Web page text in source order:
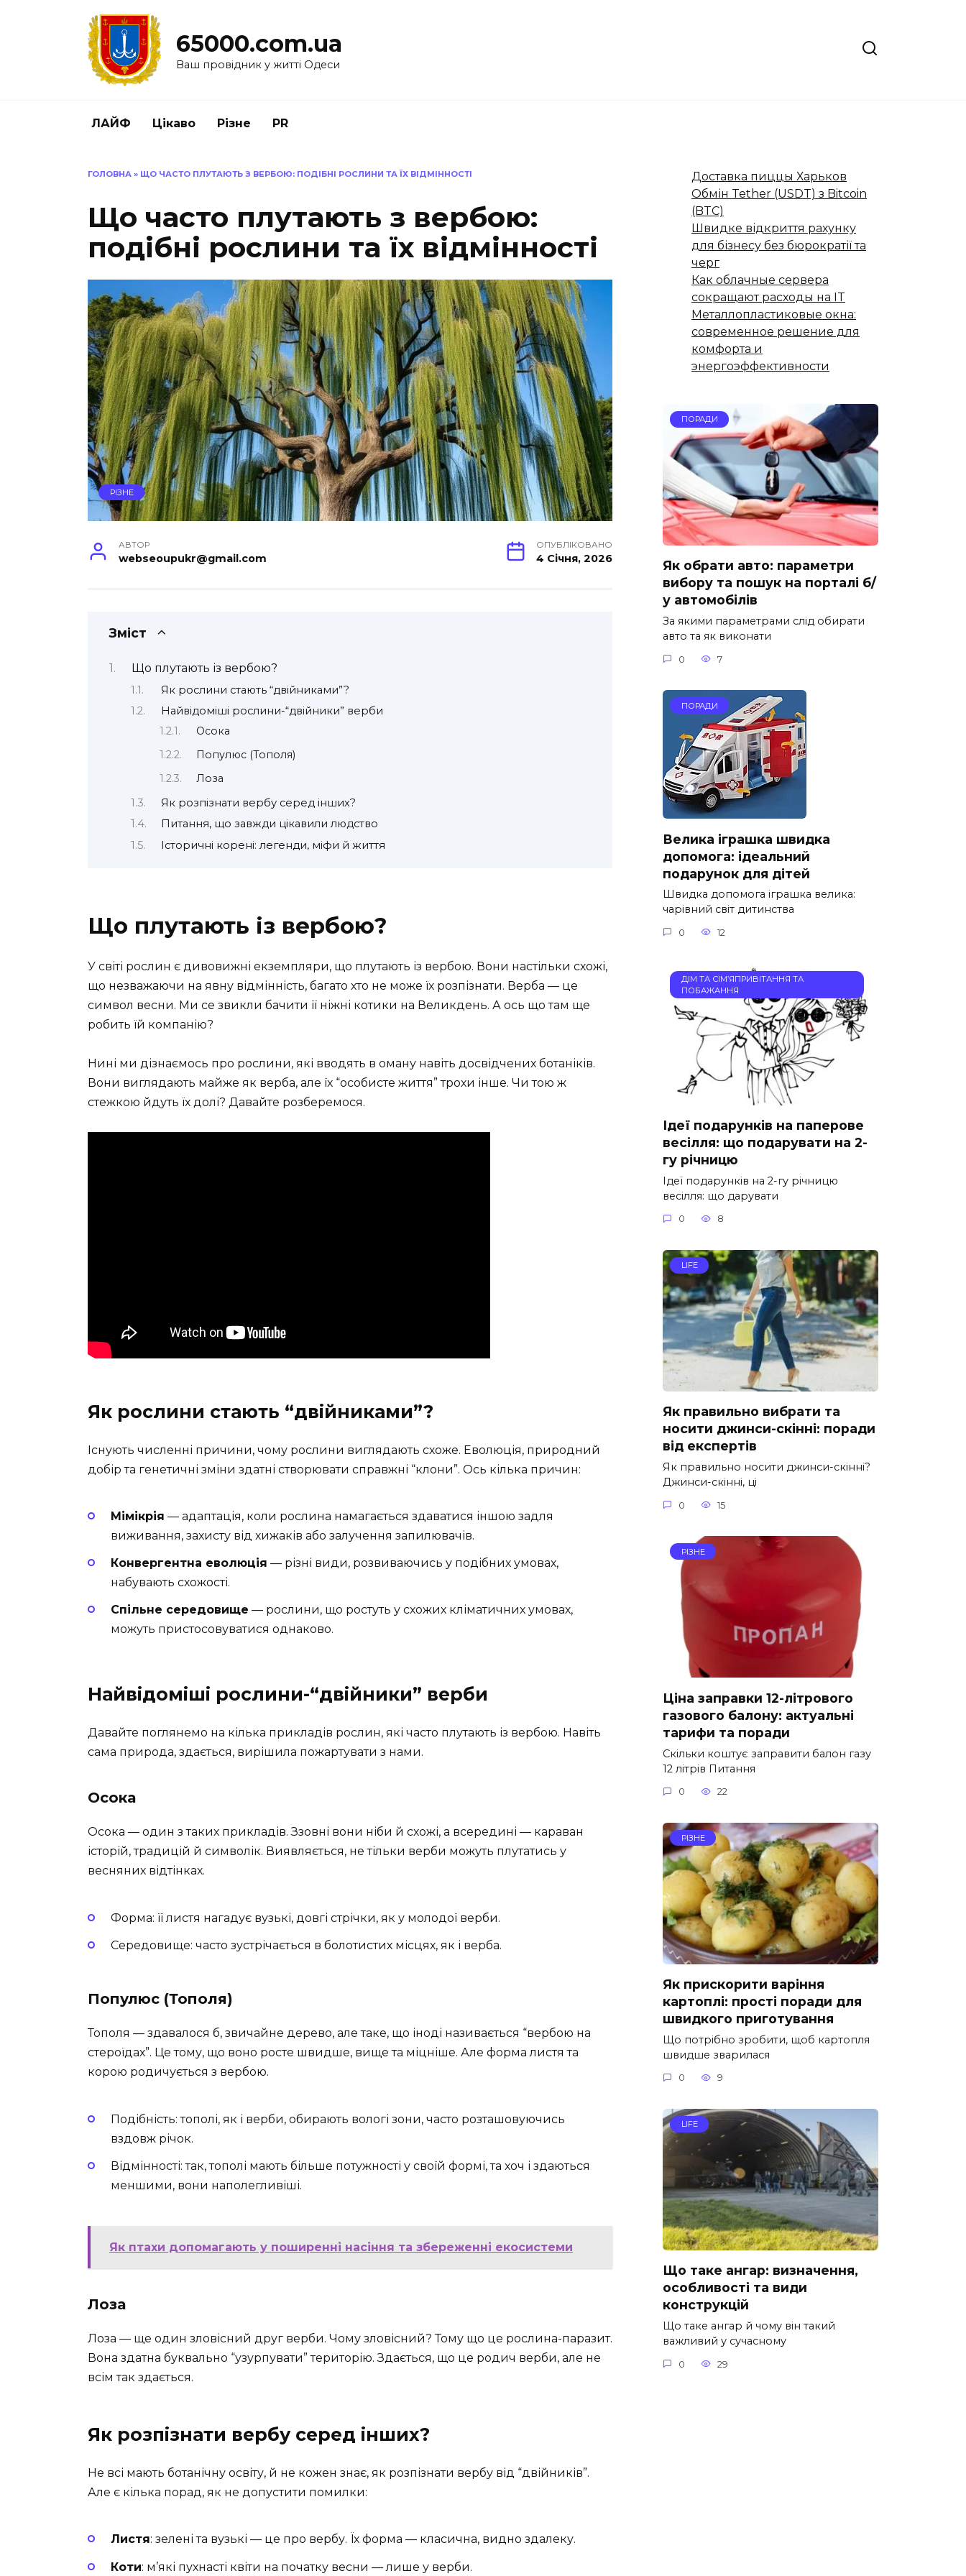
65000.com.ua
Ваш провідник у житті Одеси
ЛАЙФ Цікаво Різне PR
ГОЛОВНА » ЩО ЧАСТО ПЛУТАЮТЬ З ВЕРБОЮ: ПОДІБНІ РОСЛИНИ ТА ЇХ ВІДМІННОСТІ
Що часто плутають з вербою:
подібні рослини та їх відмінності
РІЗНЕ
АВТОР
webseoupukr@gmail.com
ОПУБЛІКОВАНО
4 Січня, 2026
Зміст
Що плутають із вербою?
Як рослини стають “двійниками”?
Найвідоміші рослини-“двійники” верби
Осока
Популюс (Тополя)
Лоза
Як розпізнати вербу серед інших?
Питання, що завжди цікавили людство
Історичні корені: легенди, міфи й життя
Що плутають із вербою?
У світі рослин є дивовижні екземпляри, що плутають із вербою. Вони настільки схожі,
що незважаючи на явну відмінність, багато хто не може їх розпізнати. Верба — це
символ весни. Ми се звикли бачити її ніжні котики на Великдень. А ось що там ще
робить їй компанію?
Нині ми дізнаємось про рослини, які вводять в оману навіть досвідчених ботаніків.
Вони виглядають майже як верба, але їх “особисте життя” трохи інше. Чи тою ж
стежкою йдуть їх долі? Давайте розберемося.
Як рослини стають “двійниками”?
Існують численні причини, чому рослини виглядають схоже. Еволюція, природний
добір та генетичні зміни здатні створювати справжні “клони”. Ось кілька причин:
Мімікрія — адаптація, коли рослина намагається здаватися іншою задля
виживання, захисту від хижаків або залучення запилювачів.
Конвергентна еволюція — різні види, розвиваючись у подібних умовах,
набувають схожості.
Спільне середовище — рослини, що ростуть у схожих кліматичних умовах,
можуть пристосовуватися однаково.
Найвідоміші рослини-“двійники” верби
Давайте поглянемо на кілька прикладів рослин, які часто плутають із вербою. Навіть
сама природа, здається, вирішила пожартувати з нами.
Осока
Осока — один з таких прикладів. Ззовні вони ніби й схожі, а всередині — караван
історій, традицій й символік. Виявляється, не тільки верби можуть плутатись у
весняних відтінках.
Форма: її листя нагадує вузькі, довгі стрічки, як у молодої верби.
Середовище: часто зустрічається в болотистих місцях, як і верба.
Популюс (Тополя)
Тополя — здавалося б, звичайне дерево, але таке, що іноді називається “вербою на
стероїдах”. Це тому, що воно росте швидше, вище та міцніше. Але форма листя та
корою родичується з вербою.
Подібність: тополі, як і верби, обирають вологі зони, часто розташовуючись
вздовж річок.
Відмінності: так, тополі мають більше потужності у своїй формі, та хоч і здаються
меншими, вони наполегливіші.
Як птахи допомагають у поширенні насіння та збереженні екосистеми
Лоза
Лоза — ще один зловісний друг верби. Чому зловісний? Тому що це рослина-паразит.
Вона здатна буквально “узурпувати” територію. Здається, що це родич верби, але не
всім так здається.
Як розпізнати вербу серед інших?
Не всі мають ботанічну освіту, й не кожен знає, як розпізнати вербу від “двійників”.
Але є кілька порад, як не допустити помилки:
Листя: зелені та вузькі — це про вербу. Їх форма — класична, видно здалеку.
Коти: м’які пухнасті квіти на початку весни — лише у верби.
Доставка пиццы Харьков
Обмін Tether (USDT) з Bitcoin
(BTC)
Швидке відкриття рахунку
для бізнесу без бюрократії та
черг
Как облачные сервера
сокращают расходы на IT
Металлопластиковые окна:
современное решение для
комфорта и
энергоэффективности
ПОРАДИ
Як обрати авто: параметри
вибору та пошук на порталі б/
у автомобілів
За якими параметрами слід обирати
авто та як виконати
0 7
ПОРАДИ
Велика іграшка швидка
допомога: ідеальний
подарунок для дітей
Швидка допомога іграшка велика:
чарівний світ дитинства
0 12
ДІМ ТА СІМ’ЯПРИВІТАННЯ ТА
ПОБАЖАННЯ
Ідеї подарунків на паперове
весілля: що подарувати на 2-
гу річницю
Ідеї подарунків на 2-гу річницю
весілля: що дарувати
0 8
LIFE
Як правильно вибрати та
носити джинси-скінні: поради
від експертів
Як правильно носити джинси-скінні?
Джинси-скінні, ці
0 15
РІЗНЕ
Ціна заправки 12-літрового
газового балону: актуальні
тарифи та поради
Скільки коштує заправити балон газу
12 літрів Питання
0 22
РІЗНЕ
Як прискорити варіння
картоплі: прості поради для
швидкого приготування
Що потрібно зробити, щоб картопля
швидше зварилася
0 9
LIFE
Що таке ангар: визначення,
особливості та види
конструкцій
Що таке ангар й чому він такий
важливий у сучасному
0 29